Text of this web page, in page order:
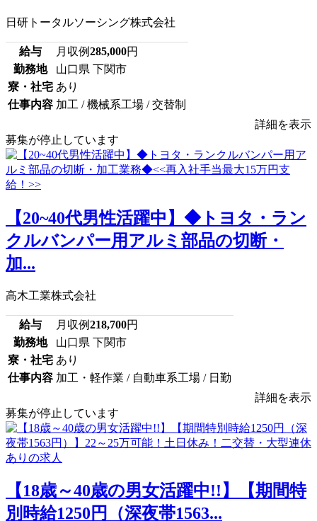
日研トータルソーシング株式会社
給与 月収例285,000円
勤務地
山口県 下関市
寮・社宅 あり
仕事内容 加工 / 機械系工場 / 交替制
詳細を表示
募集が停止しています
【20~40代男性活躍中】◆トヨタ・ラン
クルバンパー用アルミ部品の切断・
加...
高木工業株式会社
給与 月収例218,700円
勤務地
山口県 下関市
寮・社宅 あり
仕事内容 加工・軽作業 / 自動車系工場 / 日勤
詳細を表示
募集が停止しています
【18歳～40歳の男女活躍中!!】【期間特
別時給1250円（深夜帯1563...